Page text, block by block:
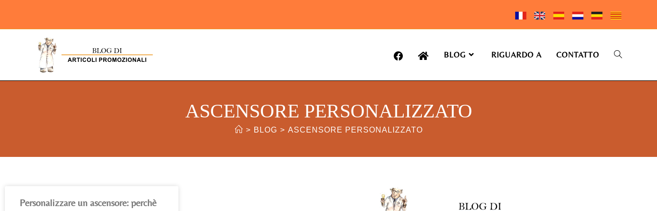
BLOG RIGUARDO A CONTATTO
ASCENSORE PERSONALIZZATO
> BLOG > ASCENSORE PERSONALIZZATO
Personalizzare un ascensore: perchè